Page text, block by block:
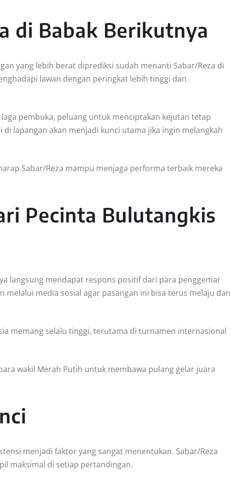
di Babak Berikutnya
yang lebih berat diprediksi sudah menanti Sabar/Reza di
lawan dengan peringkat lebih tinggi dan
pembuka, peluang untuk menciptakan kejutan tetap
lapangan akan menjadi kunci utama jika ingin melangkah
Sabar/Reza mampu menjaga performa terbaik mereka
Pecinta Bulutangkis
langsung mendapat respons positif dari para penggemar
media sosial agar pasangan ini bisa terus melaju dan
memang selalu tinggi, terutama di turnamen internasional
wakil Merah Putih untuk membawa pulang gelar juara
menjadi faktor yang sangat menentukan. Sabar/Reza
maksimal di setiap pertandingan.